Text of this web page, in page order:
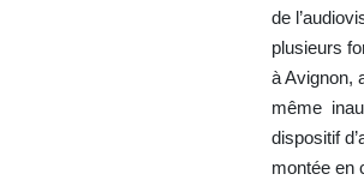
de
plusieurs
à Avignon,
même
dispositif
montée en